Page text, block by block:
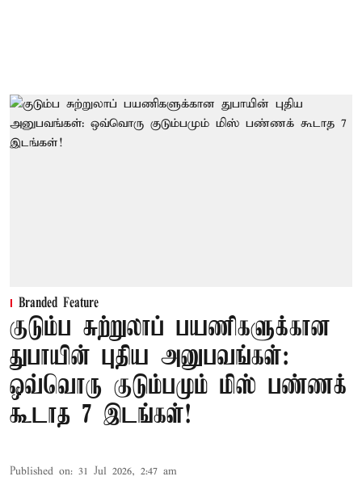
Branded Feature
குடும்ப சுற்றுலாப் பயணிகளுக்கான
துபாயின் புதிய அனுபவங்கள்:
ஒவ்வொரு குடும்பமும் மிஸ் பண்ணக்
கூடாத 7 இடங்கள்!
Published on: 31 Jul 2026, 2:47 am